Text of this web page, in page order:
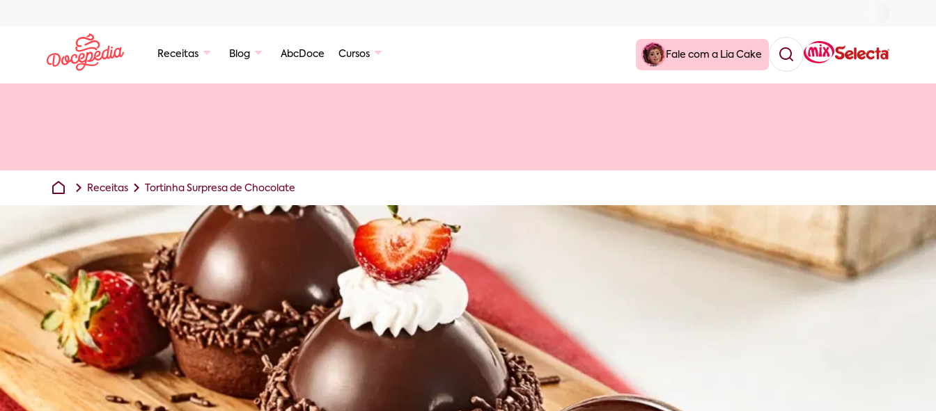
Receitas Blog AbcDoce Cursos Fale com a Lia Cake
Receitas Tortinha Surpresa de Chocolate